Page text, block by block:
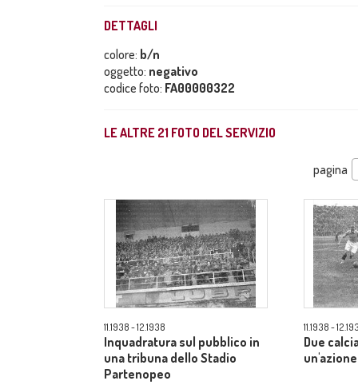
DETTAGLI
colore: b/n
oggetto: negativo
codice foto: FA00000322
LE ALTRE 21 FOTO DEL SERVIZIO
pagina
11.1938 - 12.1938
Inquadratura sul pubblico in
una tribuna dello Stadio
Partenopeo
11.1938 -
Due